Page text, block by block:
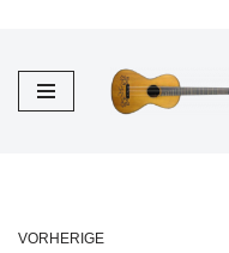
Inhalt
VORHERIGE